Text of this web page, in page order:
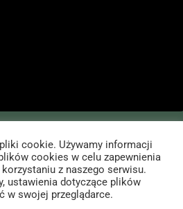
inne
| Copyright © 2024. Created by –
Rabels&TOM ADS
Dodaj do koszyka
cookie. Używamy informacji
cookies w celu zapewnienia
z naszego serwisu.
ustawienia dotyczące plików
w swojej przeglądarce.